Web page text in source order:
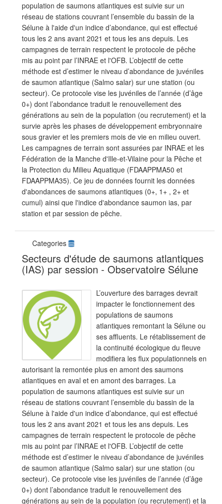
population de saumons atlantiques est suivie sur un
réseau de stations couvrant l’ensemble du bassin de la
Sélune à l'aide d'un indice d’abondance, qui est effectué
tous les 2 ans avant 2021 et tous les ans depuis. Les
campagnes de terrain respectent le protocole de pêche
mis au point par l’INRAE et l'OFB. L’objectif de cette
méthode est d’estimer le niveau d’abondance de juvéniles
de saumon atlantique (Salmo salar) sur une station (ou
secteur). Ce protocole vise les juvéniles de l’année (d’âge
0+) dont l’abondance traduit le renouvellement des
générations au sein de la population (ou recrutement) et la
survie après les phases de développement embryonnaire
sous gravier et les premiers mois de vie en milieu ouvert.
Les campagnes de terrain sont assurées par INRAE et les
Fédération de la Manche d'Ille-et-Vilaine pour la Pêche et
la Protection du Milieu Aquatique (FDAAPPMA50 et
FDAAPPMA35). Ce jeu de données fournit les données
d'abondances de saumons atlantiques (0+, 1+ , 2+ et
cumul) ainsi que l'indice d'abondance saumon ias, par
station et par session de pêche.
Categories
Secteurs d'étude de saumons atlantiques
(IAS) par session - Observatoire Sélune
L’ouverture des barrages devrait
impacter le fonctionnement des
populations de saumons
atlantiques remontant la Sélune ou
ses affluents. Le rétablissement de
la continuité écologique du fleuve
modifiera les flux populationnels en
autorisant la remontée plus en amont des saumons
atlantiques en aval et en amont des barrages. La
population de saumons atlantiques est suivie sur un
réseau de stations couvrant l’ensemble du bassin de la
Sélune à l'aide d'un indice d’abondance, qui est effectué
tous les 2 ans avant 2021 et tous les ans depuis. Les
campagnes de terrain respectent le protocole de pêche
mis au point par l’INRAE et l'OFB. L’objectif de cette
méthode est d’estimer le niveau d’abondance de juvéniles
de saumon atlantique (Salmo salar) sur une station (ou
secteur). Ce protocole vise les juvéniles de l’année (d’âge
0+) dont l’abondance traduit le renouvellement des
générations au sein de la population (ou recrutement) et la